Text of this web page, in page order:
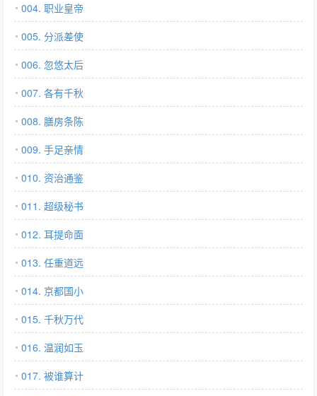
004. 职业皇帝
005. 分派差使
006. 忽悠太后
007. 各有千秋
008. 膳房条陈
009. 手足亲情
010. 资治通鉴
011. 超级秘书
012. 耳提命面
013. 任重道远
014. 京都国小
015. 千秋万代
016. 温润如玉
017. 被谁算计